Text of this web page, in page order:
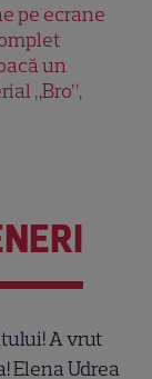
pe ecrane
un
„Bro”,
A vrut
Elena Udrea